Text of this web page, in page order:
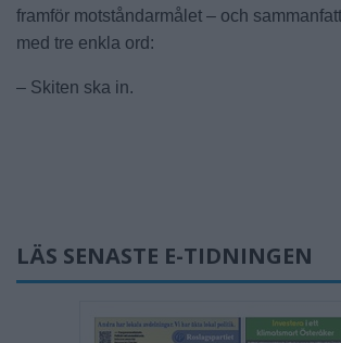
framför motståndarmålet – och
med tre enkla ord:
– Skiten ska in.
LÄS SENASTE E-TIDNINGEN